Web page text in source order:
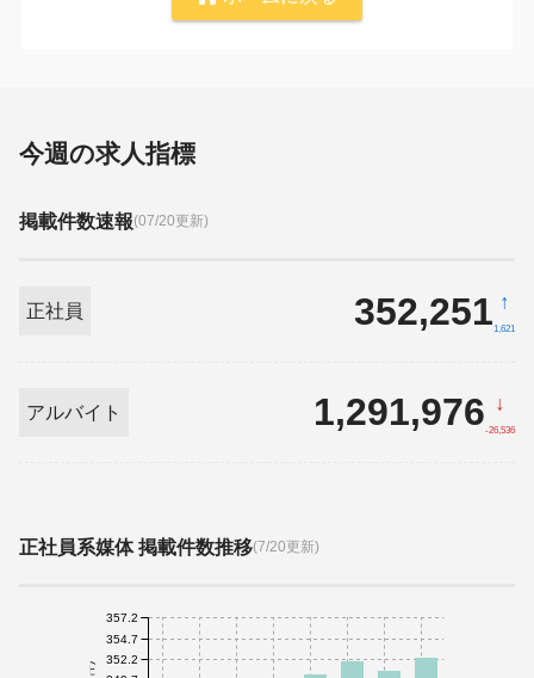
今週の求人指標
掲載件数速報(07/20更新)
正社員 352,251 ↑
1,621
アルバイト 1,291,976 ↓
-26,536
正社員系媒体 掲載件数推移(7/20更新)
352.2
354.7
357.2